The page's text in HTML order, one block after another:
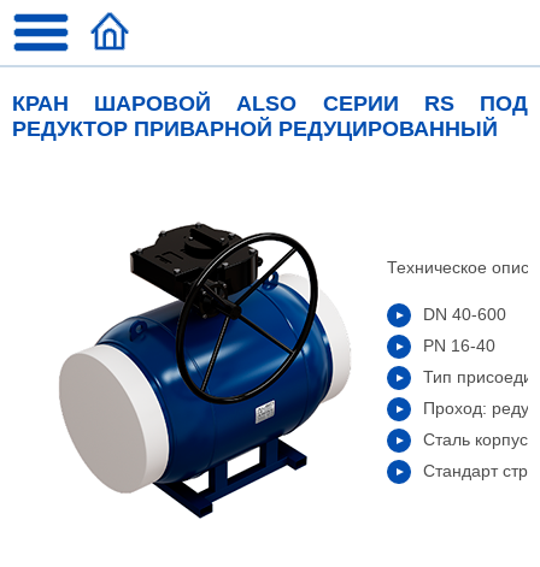
КРАН ШАРОВОЙ ALSO СЕРИИ RS ПОД
РЕДУКТОР ПРИВАРНОЙ РЕДУЦИРОВАННЫЙ
Техническое
DN 40-600
PN 16-40
Тип
Проход:
Сталь
Стандарт